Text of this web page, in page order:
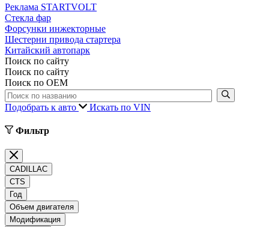
Реклама STARTVOLT
Стекла фар
Форсунки инжекторные
Шестерни привода стартера
Китайский автопарк
Поиск по сайту
Поиск по сайту
Поиск по ОЕМ
Подобрать к авто Искать по VIN
Фильтр
CADILLAC
CTS
Год
Объем двигателя
Модификация